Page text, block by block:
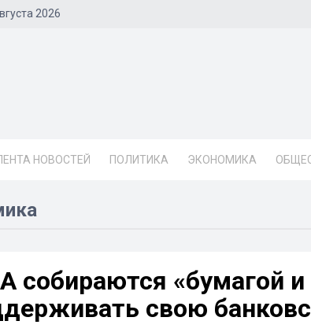
2026
НОВОСТЕЙ ПОЛИТИКА ЭКОНОМИКА
собираются «бумагой и
свою